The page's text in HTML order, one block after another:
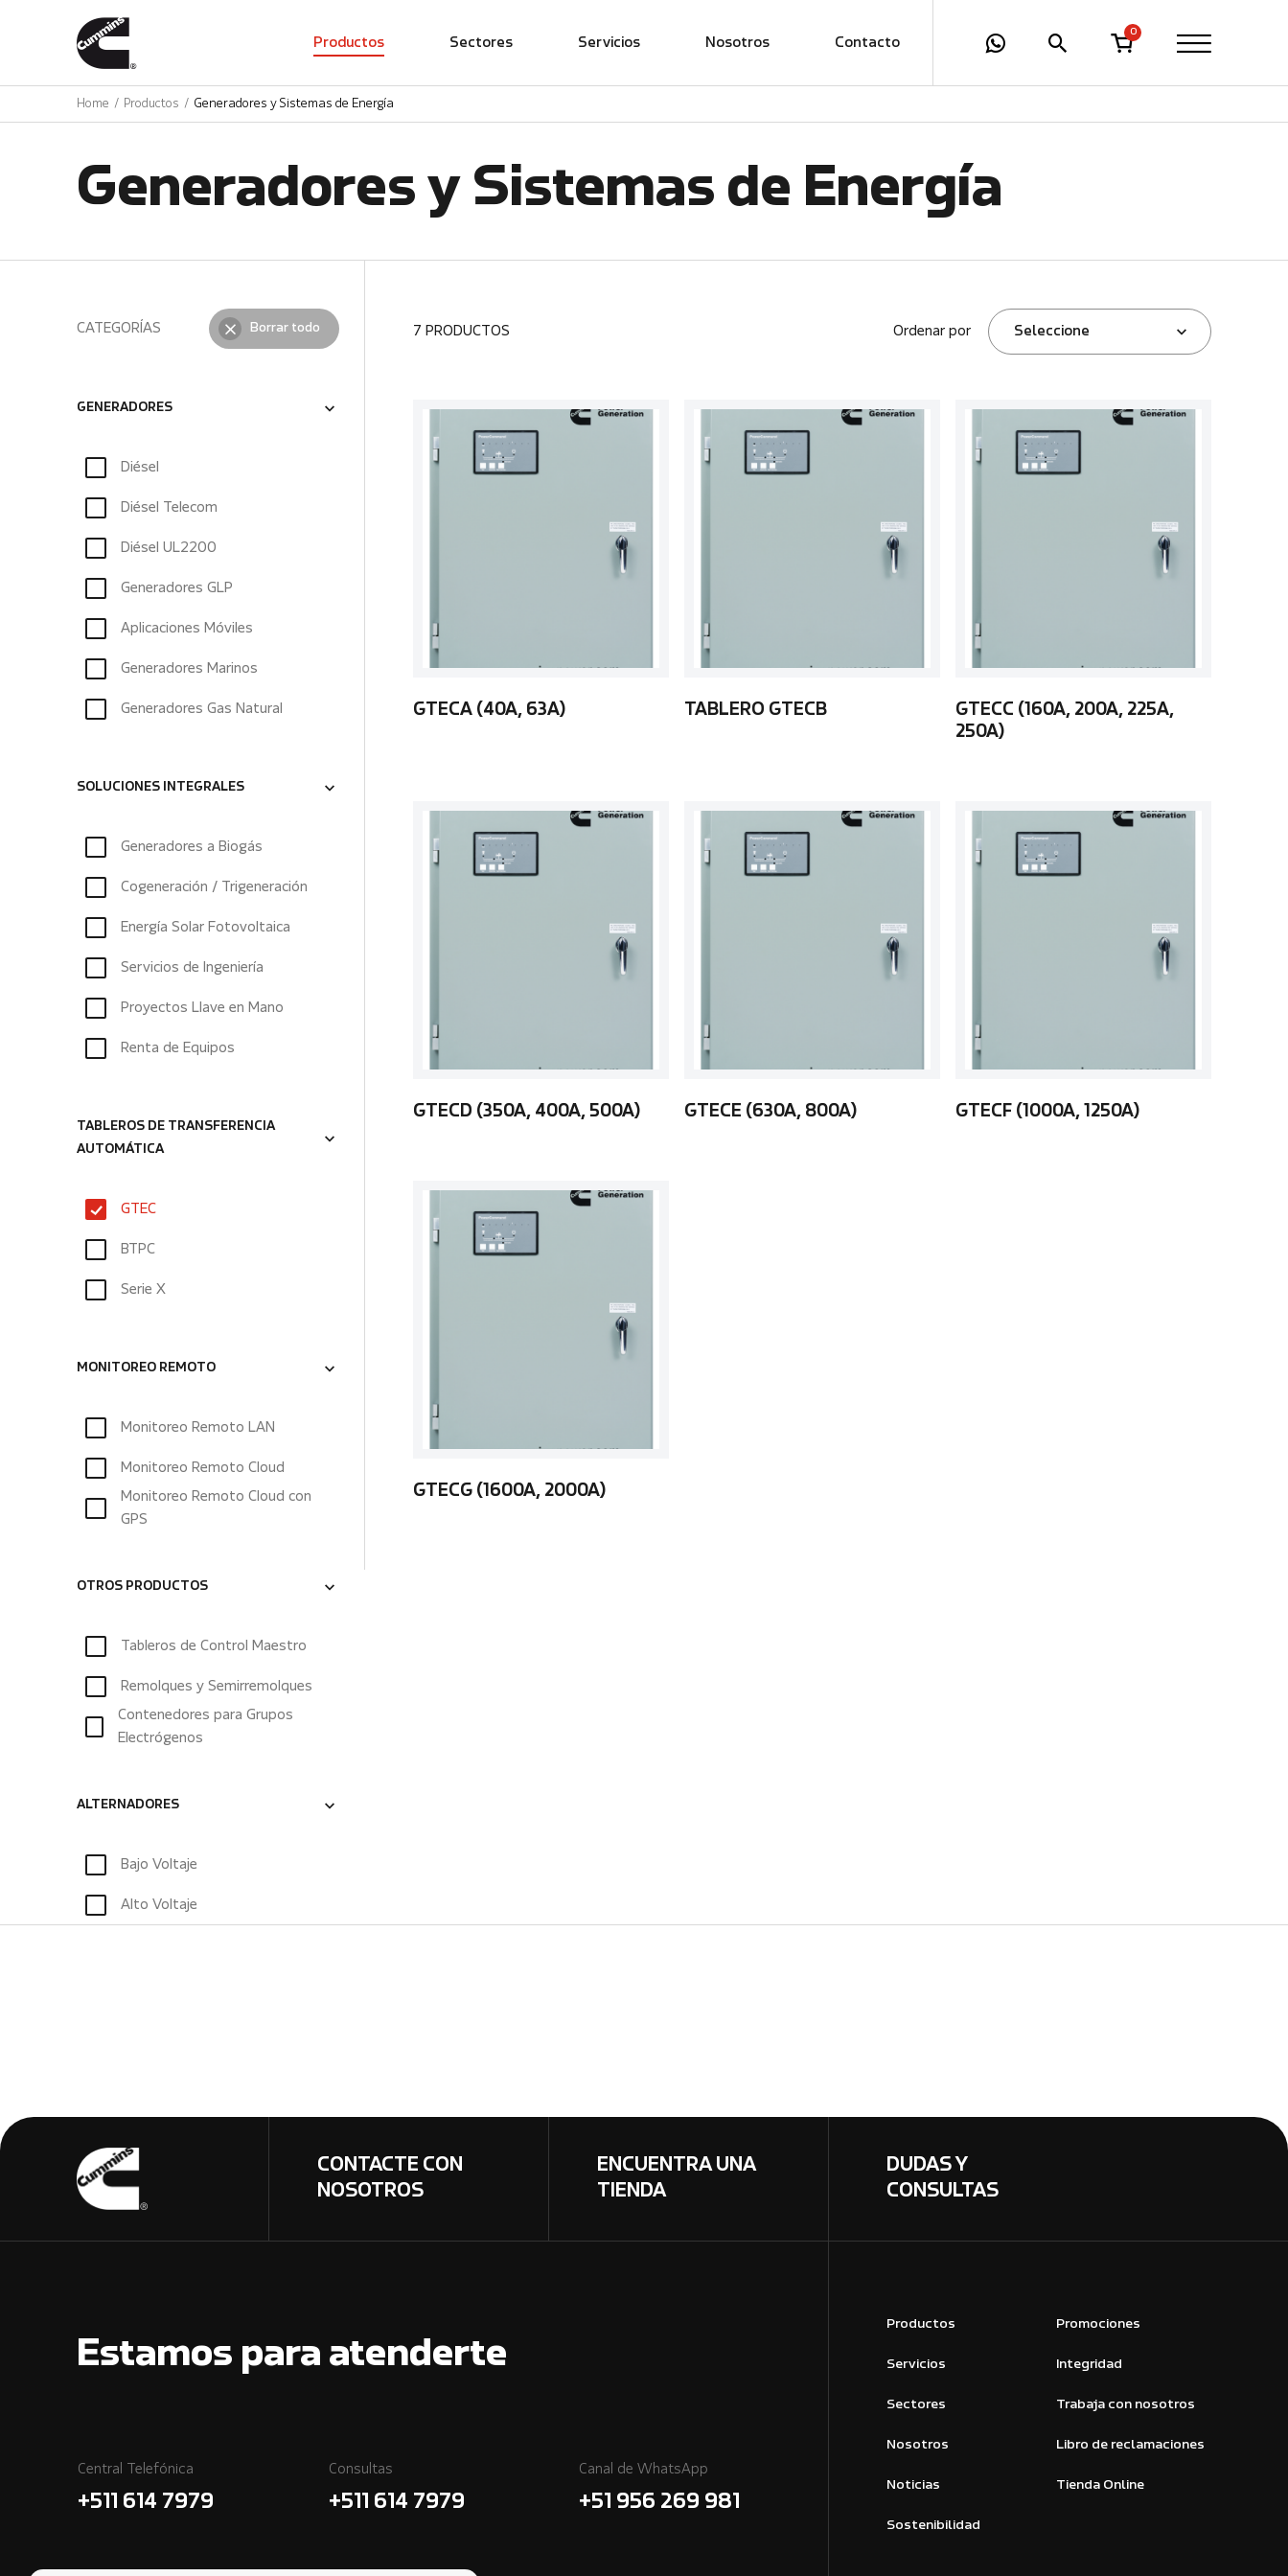
Productos Sectores Servicios Nosotros Contacto
0
Home Productos Generadores y Sistemas de Energía
Generadores y Sistemas de Energía
CATEGORÍAS Borrar todo
GENERADORES
Diésel
Diésel Telecom
Diésel UL2200
Generadores GLP
Aplicaciones Móviles
Generadores Marinos
Generadores Gas Natural
SOLUCIONES INTEGRALES
Generadores a Biogás
Cogeneración / Trigeneración
Energía Solar Fotovoltaica
Servicios de Ingeniería
Proyectos Llave en Mano
Renta de Equipos
TABLEROS DE TRANSFERENCIA
AUTOMÁTICA
GTEC
BTPC
Serie X
MONITOREO REMOTO
Monitoreo Remoto LAN
Monitoreo Remoto Cloud
Monitoreo Remoto Cloud con
GPS
OTROS PRODUCTOS
Tableros de Control Maestro
Remolques y Semirremolques
Contenedores para Grupos
Electrógenos
ALTERNADORES
Bajo Voltaje
Alto Voltaje
7 PRODUCTOS Ordenar por Seleccione
GTECA (40A, 63A) TABLERO GTECB
GTECC (160A, 200A, 225A,
250A)
GTECD (350A, 400A, 500A) GTECE (630A, 800A) GTECF (1000A, 1250A)
GTECG (1600A, 2000A)
CONTACTE CON
NOSOTROS
ENCUENTRA UNA
TIENDA
DUDAS Y
CONSULTAS
Estamos para atenderte
Central Telefónica
+511 614 7979
Consultas
+511 614 7979
Canal de WhatsApp
+51 956 269 981
Productos
Servicios
Sectores
Nosotros
Noticias
Sostenibilidad
Promociones
Integridad
Trabaja con nosotros
Libro de reclamaciones
Tienda Online